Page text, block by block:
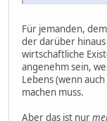
Für jemanden,
der darüber
wirtschaftliche
angenehm sein,
Lebens (wenn
machen muss.
Aber das ist nur